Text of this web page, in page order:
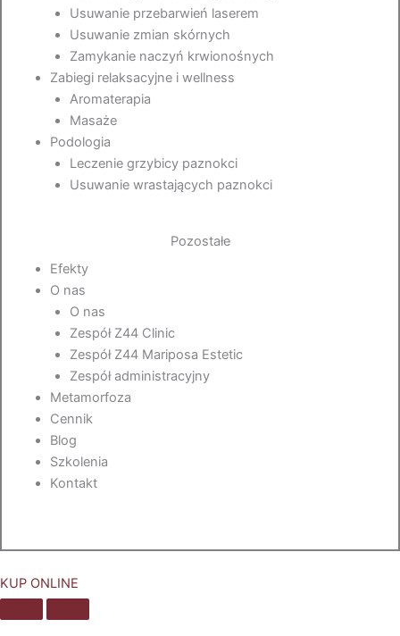
Usuwanie przebarwień laserem
Usuwanie zmian skórnych
Zamykanie naczyń krwionośnych
Zabiegi relaksacyjne i wellness
Aromaterapia
Masaże
Podologia
Leczenie grzybicy paznokci
Usuwanie wrastających paznokci
Pozostałe
Efekty
O nas
O nas
Zespół Z44 Clinic
Zespół Z44 Mariposa Estetic
Zespół administracyjny
Metamorfoza
Cennik
Blog
Szkolenia
Kontakt
KUP ONLINE